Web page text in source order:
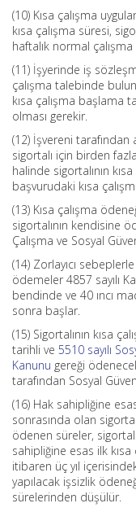
(10) Kısa çalışma
kısa çalışma süresi,
haftalık normal
(11) İşyerinde iş
çalışma talebinde
kısa çalışma başlama
olması gerekir.
(12) İşvereni tarafından
sigortalı için birden
halinde sigortalının
başvurudaki kısa
(13) Kısa çalışma
sigortalının kendisine
Çalışma ve Sosyal
(14) Zorlayıcı
ödemeler 4857 sayılı
bendinde ve 40 ıncı
sonra başlar.
(15) Sigortalının kısa
tarihli ve 5510 sayılı
Kanunu gereği
tarafından Sosyal
(16) Hak sahipliğine
sonrasında olan
ödenen süreler,
sahipliğine esas ilk
itibaren üç yıl
yapılacak işsizlik
sürelerinden düşülür.